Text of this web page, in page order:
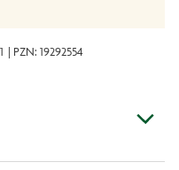
| PZN: 19292554